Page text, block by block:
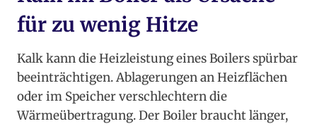
für zu wenig Hitze
Kalk kann die Heizleistung eines Boilers spürbar
beeinträchtigen. Ablagerungen an Heizflächen
oder im Speicher verschlechtern die
Wärmeübertragung. Der Boiler braucht länger,